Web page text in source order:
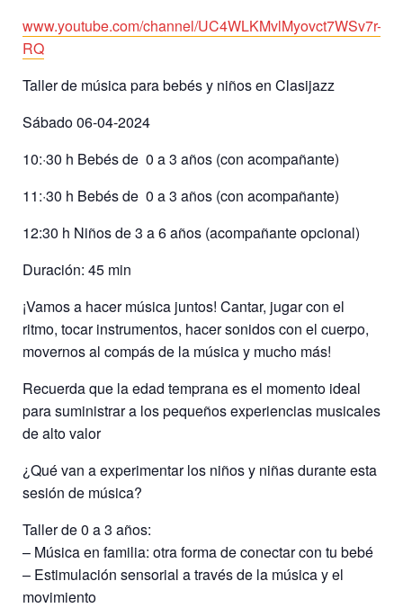
www.youtube.com/channel/UC4WLKMvlMyovct7WSv7r-
RQ
Taller de música para bebés y niños en Clasijazz
Sábado 06-04-2024
10:·30 h Bebés de 0 a 3 años (con acompañante)
11:·30 h Bebés de 0 a 3 años (con acompañante)
12:30 h Niños de 3 a 6 años (acompañante opcional)
Duración: 45 min
¡Vamos a hacer música juntos! Cantar, jugar con el
ritmo, tocar instrumentos, hacer sonidos con el cuerpo,
movernos al compás de la música y mucho más!
Recuerda que la edad temprana es el momento ideal
para suministrar a los pequeños experiencias musicales
de alto valor
¿Qué van a experimentar los niños y niñas durante esta
sesión de música?
Taller de 0 a 3 años:
– Música en familia: otra forma de conectar con tu bebé
– Estimulación sensorial a través de la música y el
movimiento